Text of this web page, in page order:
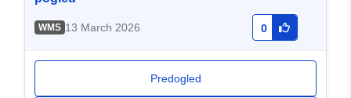
WMS 13 March 2026 0
Predogled